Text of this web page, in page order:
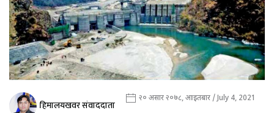
हिमालयखवर संवाददाता २० असार २०७८, आइतबार / July 4, 2021